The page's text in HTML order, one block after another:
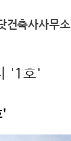
건축사사무소
'1호'
'